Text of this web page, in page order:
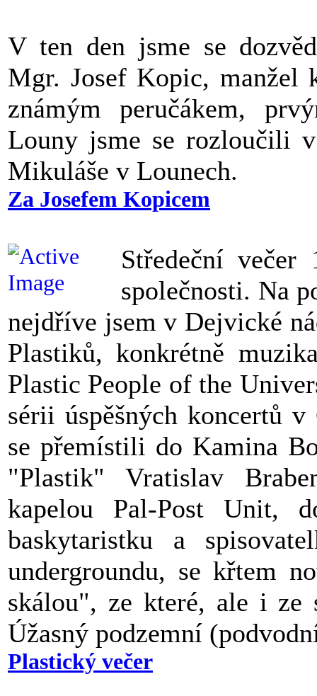
V ten den jsme se
Mgr. Josef Kopic, manžel
známým peručákem,
Louny jsme se rozloučili
Mikuláše v Lounech.
Za Josefem Kopicem
Středeční
společnosti. Na
nejdříve jsem v Dejvické
Plastiků, konkrétně
Plastic People of the
sérii úspěšných koncertů
se přemístili do Kamina
"Plastik" Vratislav
kapelou Pal-Post Unit,
baskytaristku a
undergroundu, se křtem
skálou", ze které, ale i ze
Úžasný podzemní
Plastický večer